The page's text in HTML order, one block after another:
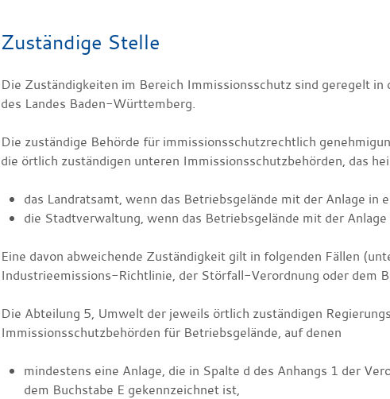
Zuständige Stelle
Die Zuständigkeiten im Bereich Immissionsschutz sind geregelt
des Landes Baden-Württemberg.
Die zuständige Behörde für immissionsschutzrechtlich
die örtlich zuständigen unteren Immissionsschutzbehörden, das
das Landratsamt, wenn das Betriebsgelände mit der Anlage in
die Stadtverwaltung, wenn das Betriebsgelände mit der
Eine davon abweichende Zuständigkeit gilt in folgenden Fällen
Industrieemissions-Richtlinie, der Störfall-Verordnung oder dem
Die Abteilung 5, Umwelt der jeweils örtlich zuständigen
Immissionsschutzbehörden für Betriebsgelände, auf denen
mindestens eine Anlage, die in Spalte d des Anhangs 1 der
dem Buchstabe E gekennzeichnet ist,